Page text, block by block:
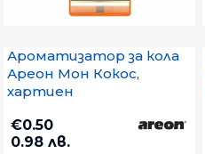
Ароматизатор за кола
Ареон Мон Кокос,
хартиен
€0.50
0.98 лв.